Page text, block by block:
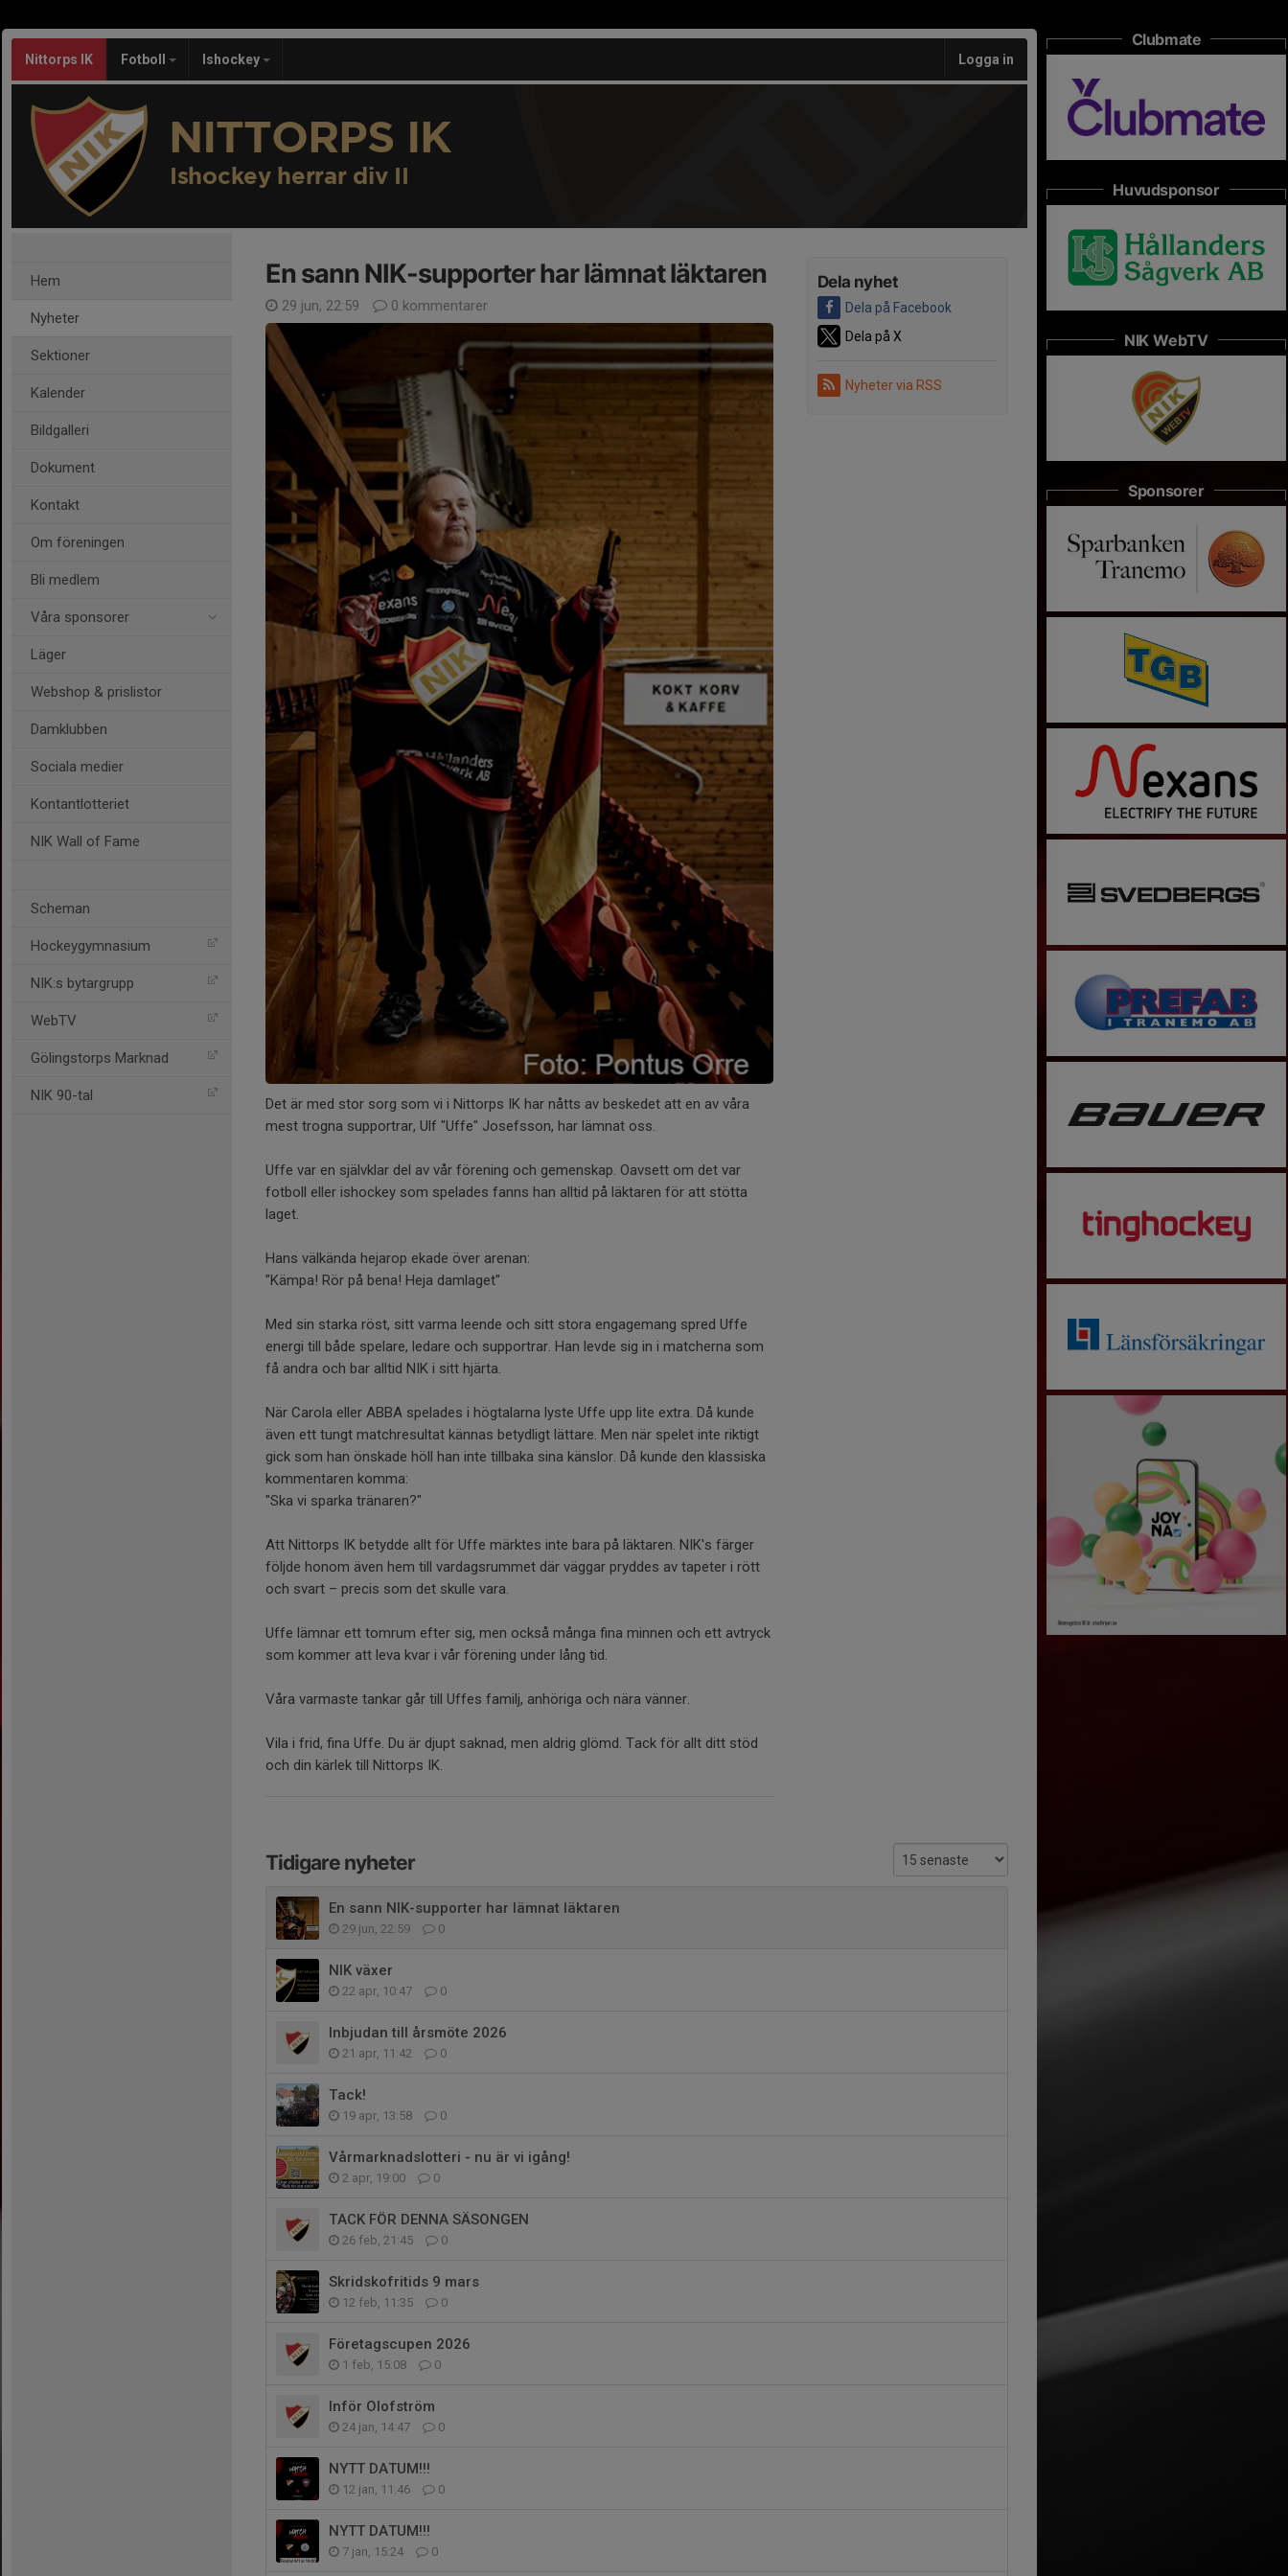
Nittorps IK Fotboll Ishockey Logga in
NITTORPS IK
Ishockey herrar div II
Hem
Nyheter
Sektioner
Kalender
Bildgalleri
Dokument
Kontakt
Om föreningen
Bli medlem
Våra sponsorer
Läger
Webshop & prislistor
Damklubben
Sociala medier
Kontantlotteriet
NIK Wall of Fame
Scheman
Hockeygymnasium
NIK:s bytargrupp
WebTV
Gölingstorps Marknad
NIK 90-tal
Dela nyhet
Dela på Facebook
Dela på X
Nyheter via RSS
En sann NIK-supporter har lämnat läktaren
29 jun, 22:59 0 kommentarer
Det är med stor sorg som vi i Nittorps IK har nåtts av beskedet att en av våra
mest trogna supportrar, Ulf "Uffe" Josefsson, har lämnat oss.
Uffe var en självklar del av vår förening och gemenskap. Oavsett om det var
fotboll eller ishockey som spelades fanns han alltid på läktaren för att stötta
laget.
Hans välkända hejarop ekade över arenan:
"Kämpa! Rör på bena! Heja damlaget"
Med sin starka röst, sitt varma leende och sitt stora engagemang spred Uffe
energi till både spelare, ledare och supportrar. Han levde sig in i matcherna som
få andra och bar alltid NIK i sitt hjärta.
När Carola eller ABBA spelades i högtalarna lyste Uffe upp lite extra. Då kunde
även ett tungt matchresultat kännas betydligt lättare. Men när spelet inte riktigt
gick som han önskade höll han inte tillbaka sina känslor. Då kunde den klassiska
kommentaren komma:
"Ska vi sparka tränaren?"
Att Nittorps IK betydde allt för Uffe märktes inte bara på läktaren. NIK's färger
följde honom även hem till vardagsrummet där väggar pryddes av tapeter i rött
och svart – precis som det skulle vara.
Uffe lämnar ett tomrum efter sig, men också många fina minnen och ett avtryck
som kommer att leva kvar i vår förening under lång tid.
Våra varmaste tankar går till Uffes familj, anhöriga och nära vänner.
Vila i frid, fina Uffe. Du är djupt saknad, men aldrig glömd. Tack för allt ditt stöd
och din kärlek till Nittorps IK.
Tidigare nyheter
En sann NIK-supporter har lämnat läktaren
29 jun, 22:59 0
NIK växer
22 apr, 10:47 0
Inbjudan till årsmöte 2026
21 apr, 11:42 0
Tack!
19 apr, 13:58 0
Vårmarknadslotteri - nu är vi igång!
2 apr, 19:00 0
TACK FÖR DENNA SÄSONGEN
26 feb, 21:45 0
Skridskofritids 9 mars
12 feb, 11:35 0
Företagscupen 2026
1 feb, 15:08 0
Inför Olofström
24 jan, 14:47 0
NYTT DATUM!!!
12 jan, 11:46 0
NYTT DATUM!!!
7 jan, 15:24 0
Clubmate
Huvudsponsor
NIK WebTV
Sponsorer